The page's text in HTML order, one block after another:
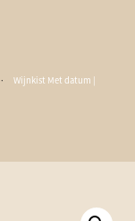
· Wijnkist Met datum |